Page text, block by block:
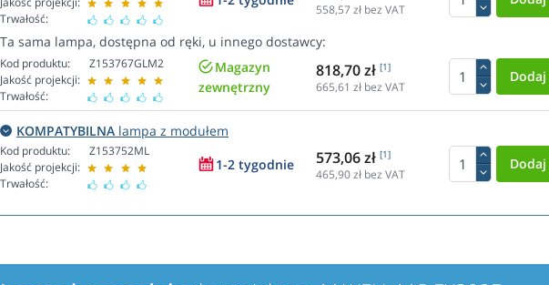
Trwałość:
558,57 zł bez VAT
Ta sama lampa, dostępna od ręki, u innego dostawcy:
Kod produktu:
Jakość projekcji:
Trwałość:
Z153767GLM2
Magazyn
zewnętrzny
818,70 zł [1]
665,61 zł bez VAT
KOMPATYBILNA lampa z modułem
Kod produktu:
Jakość projekcji:
Trwałość:
Z153752ML
1-2 tygodnie 573,06 zł [1]
465,90zł bez VAT